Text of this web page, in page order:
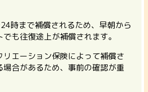
時まで補償されるため、早朝から
も往復途上が補償されます。
リエーション保険によって補償さ
場合があるため、事前の確認が重